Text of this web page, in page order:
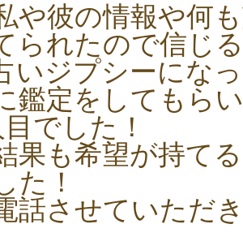
や彼の情報や何
られたので信じ
いジプシーにな
鑑定をしてもら
でした！
果も希望が持て
た！
話させていただ